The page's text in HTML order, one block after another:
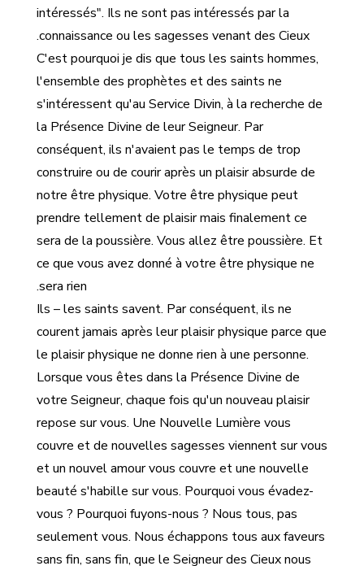
intéressés". Ils ne sont pas intéressés par la
connaissance ou les sagesses venant des Cieux.
C'est pourquoi je dis que tous les saints hommes,
l'ensemble des prophètes et des saints ne
s'intéressent qu'au Service Divin, à la recherche de
la Présence Divine de leur Seigneur. Par
conséquent, ils n'avaient pas le temps de trop
construire ou de courir après un plaisir absurde de
notre être physique. Votre être physique peut
prendre tellement de plaisir mais finalement ce
sera de la poussière. Vous allez être poussière. Et
ce que vous avez donné à votre être physique ne
sera rien.
Ils – les saints savent. Par conséquent, ils ne
courent jamais après leur plaisir physique parce que
le plaisir physique ne donne rien à une personne.
Lorsque vous êtes dans la Présence Divine de
votre Seigneur, chaque fois qu'un nouveau plaisir
repose sur vous. Une Nouvelle Lumière vous
couvre et de nouvelles sagesses viennent sur vous
et un nouvel amour vous couvre et une nouvelle
beauté s'habille sur vous. Pourquoi vous évadez-
vous ? Pourquoi fuyons-nous ? Nous tous, pas
seulement vous. Nous échappons tous aux faveurs
sans fin, sans fin, que le Seigneur des Cieux nous